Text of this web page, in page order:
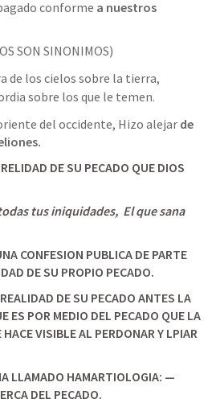
conforme a nuestros
SON SINONIMOS)
de los cielos sobre la tierra,
sobre los que le temen.
del occidente, Hizo alejar de
DE SU PECADO QUE DIOS
tus iniquidades,  El que sana
DE SU PROPIO PECADO.
DE SU PECADO ANTES LA
ES POR MEDIO DEL PECADO QUE LA
VISIBLE AL PERDONAR Y LPIAR
LLAMADO HAMARTIOLOGIA: —
DEL PECADO.